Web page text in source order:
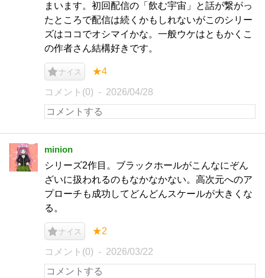
まいます。初回配信の「飲む宇宙」と話が繋がっ
たところで配信は続くかもしれないがこのシリー
ズはココでオシマイかな。一般ウケはともかくこ
の作者さん結構好きです。
ナイス ★4
コメント(0) 2026/04/28
minion
シリーズ2作目。ブラックホールがこんなにぞん
ざいに扱われるのもなかなかない。高次元へのア
プローチも成功してどんどんスケールが大きくな
る。
ナイス ★2
コメント(0) 2026/03/22